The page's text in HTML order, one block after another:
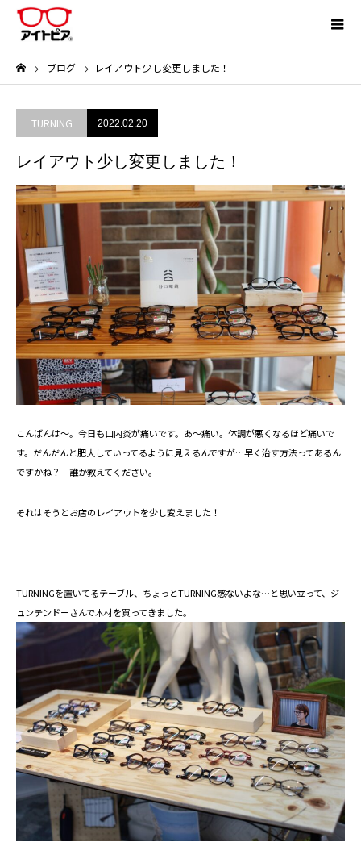
ブログ レイアウト少し変更しました！
TURNING 2022.02.20
レイアウト少し変更しました！
こんばんは～。今日も口内炎が痛いです。あ～痛い。体調が悪くなるほど痛いで
す。だんだんと肥大していってるように見えるんですが…早く治す方法ってあるん
ですかね？ 誰か教えてください。
それはそうとお店のレイアウトを少し変えました！
TURNINGを置いてるテーブル、ちょっとTURNING感ないよな…と思い立って、ジ
ュンテンドーさんで木材を買ってきました。